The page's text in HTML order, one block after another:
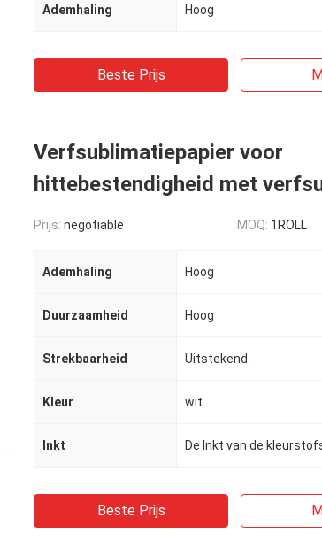
Ademhaling Hoog
Beste Prijs
Verfsublimatiepapier voor
hittebestendigheid met
Prijs: negotiable MOQ: 1ROLL
Ademhaling Hoog
Duurzaamheid Hoog
Strekbaarheid Uitstekend.
Kleur wit
Inkt De Inkt van de
Beste Prijs